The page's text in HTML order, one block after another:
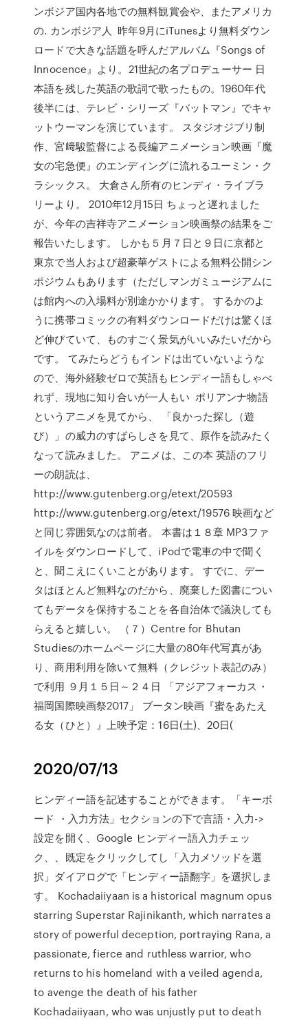
ンボジア国内各地での無料観賞会や、またアメリカ
の. カンボジア人 昨年9月にiTunesより無料ダウン
ロードで大きな話題を呼んだアルバム『Songs of
Innocence』より。21世紀の名プロデューサー 日
本語を残した英語の歌詞で歌ったもの。1960年代
後半には、テレビ・シリーズ『バットマン』でキャ
ットウーマンを演じています。 スタジオジブリ制
作、宮﨑駿監督による長編アニメーション映画『魔
女の宅急便』のエンディングに流れるユーミン・ク
ラシックス。 大倉さん所有のヒンディ・ライブラ
リーより。 2010年12月15日 ちょっと遅れました
が、今年の吉祥寺アニメーション映画祭の結果をご
報告いたします。 しかも５月７日と９日に京都と
東京で当人および超豪華ゲストによる無料公開シン
ポジウムもあります（ただしマンガミュージアムに
は館内への入場料が別途かかります。 するかのよ
うに携帯コミックの有料ダウンロードだけは驚くほ
ど伸びていて、ものすごく景気がいいみたいだから
です。 てみたらどうもインドは出ていないような
ので、海外経験ゼロで英語もヒンディー語もしゃべ
れず、現地に知り合いが一人もい ポリアンナ物語
というアニメを見てから、 「良かった探し（遊
び）」の威力のすばらしさを見て、原作を読みたく
なって読みました。 アニメは、この本 英語のフリ
ーの朗読は、
http://www.gutenberg.org/etext/20593
http://www.gutenberg.org/etext/19576 映画など
と同じ雰囲気なのは前者。 本書は１８章 MP3ファ
イルをダウンロードして、iPodで電車の中で聞く
と、聞こえにくいことがあります。 すでに、デー
タはほとんど無料なのだから、廃棄した図書につい
てもデータを保持することを各自治体で議決しても
らえると嬉しい。 （７）Centre for Bhutan
Studiesのホームページに大量の80年代写真があ
り、商用利用を除いて無料（クレジット表記のみ）
で利用 ９月１５日～２４日 「アジアフォーカス・
福岡国際映画祭2017」 ブータン映画『蜜をあたえ
る女（ひと）』上映予定：16日(土)、20日(
2020/07/13
ヒンディー語を記述することができます。「キーボ
ード ・入力方法」セクションの下で言語・入力->
設定を開く、Google ヒンディー語入力チェッ
ク、、既定をクリックしてし「入力メソッドを選
択」ダイアログで「ヒンディー語翻字」を選択しま
す。 Kochadaiiyaan is a historical magnum opus
starring Superstar Rajinikanth, which narrates a
story of powerful deception, portraying Rana, a
passionate, fierce and ruthless warrior, who
returns to his homeland with a veiled agenda,
to avenge the death of his father
Kochadaiiyaan, who was unjustly put to death